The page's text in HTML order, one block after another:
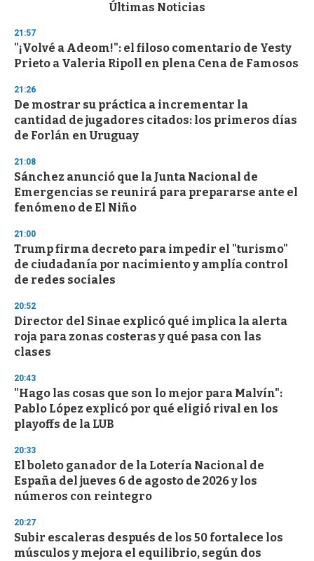
d
s
o
f
3
s
c
o
d
s
Últimas Noticias
21:57
"¡Volvé a Adeom!": el filoso comentario de Yesty
Prieto a Valeria Ripoll en plena Cena de Famosos
21:26
De mostrar su práctica a incrementar la
cantidad de jugadores citados: los primeros días
de Forlán en Uruguay
21:08
Sánchez anunció que la Junta Nacional de
Emergencias se reunirá para prepararse ante el
fenómeno de El Niño
21:00
Trump firma decreto para impedir el "turismo"
de ciudadanía por nacimiento y amplía control
de redes sociales
20:52
Director del Sinae explicó qué implica la alerta
roja para zonas costeras y qué pasa con las
clases
20:43
"Hago las cosas que son lo mejor para Malvín":
Pablo López explicó por qué eligió rival en los
playoffs de la LUB
20:33
El boleto ganador de la Lotería Nacional de
España del jueves 6 de agosto de 2026 y los
números con reintegro
20:27
Subir escaleras después de los 50 fortalece los
músculos y mejora el equilibrio, según dos